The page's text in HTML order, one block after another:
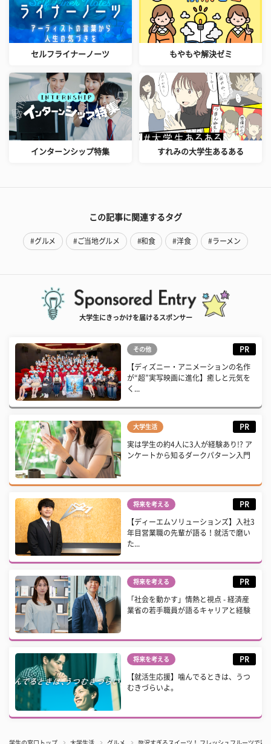
セルフライナーノーツ もやもや解決ゼミ
インターンシップ特集 すれみの大学生あるある
この記事に関連するタグ
#グルメ #ご当地グルメ #和食 #洋食 #ラーメン
大学生にきっかけを届けるスポンサー
その他 PR
【ディズニー・アニメーションの名作
が“超”実写映画に進化】癒しと元気を
く...
大学生活 PR
実は学生の約4人に3人が経験あり!? ア
ンケートから知るダークパターン入門
将来を考える PR
【ディーエムソリューションズ】入社3
年目営業職の先輩が語る！就活で磨い
た...
将来を考える PR
「社会を動かす」情熱と視点 - 経済産
業省の若手職員が語るキャリアと経験
将来を考える PR
【就活生応援】噛んでるときは、うつ
むきづらいよ。